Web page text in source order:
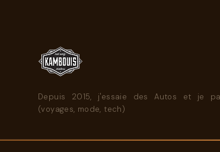
Depuis 2015, j'essaie des Autos et je
(voyages, mode, tech)